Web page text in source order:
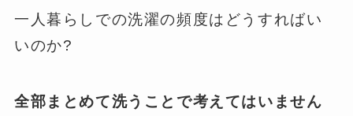
一人暮らしでの洗濯の頻度はどうすればい
いのか?
全部まとめて洗うことで考えてはいません